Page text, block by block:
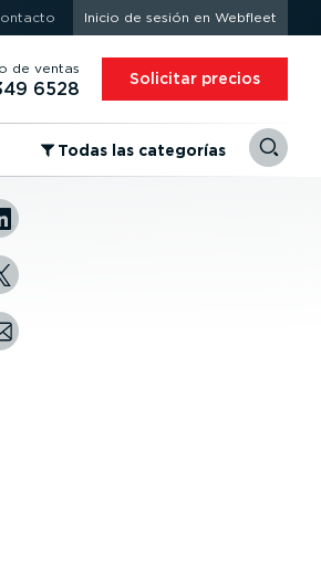
Inicio de sesión en Webfleet
de ventas
6528 Solicitar precios
⁠Todas las categorías